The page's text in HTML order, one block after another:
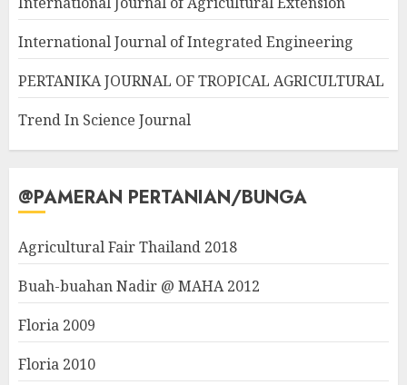
International Journal of Integrated Engineering
PERTANIKA JOURNAL OF TROPICAL AGRICULTURAL
Trend In Science Journal
@PAMERAN PERTANIAN/BUNGA
Agricultural Fair Thailand 2018
Buah-buahan Nadir @ MAHA 2012
Floria 2009
Floria 2010